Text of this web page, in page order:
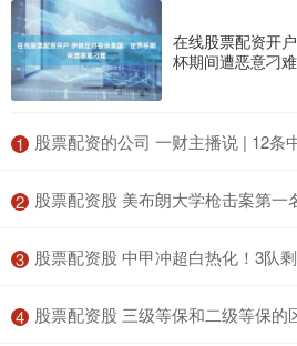
在线股票配资开
杯期间遭恶意刁难
1 股票配资的公司 一财主播说 | 12条中日航线取
2 股票配资股 美布朗大学枪击案第一名遇害
3 股票配资股 中甲冲超白热化！3队剩4轮差8分
4 股票配资股 三级等保和二级等保的区别全解析